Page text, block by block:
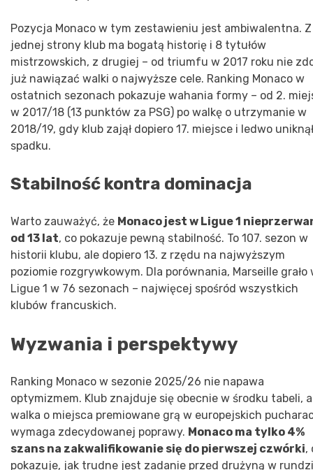
Pozycja Monaco w tym zestawieniu jest ambiwalentna. Z
jednej strony klub ma bogatą historię i 8 tytułów
mistrzowskich, z drugiej – od triumfu w 2017 roku nie
już nawiązać walki o najwyższe cele. Ranking Monaco w
ostatnich sezonach pokazuje wahania formy – od 2.
w 2017/18 (13 punktów za PSG) po walkę o utrzymanie w
2018/19, gdy klub zajął dopiero 17. miejsce i ledwo uniknął
spadku.
Stabilność kontra dominacja
Warto zauważyć, że Monaco jest w Ligue 1
od 13 lat, co pokazuje pewną stabilność. To 107. sezon w
historii klubu, ale dopiero 13. z rzędu na najwyższym
poziomie rozgrywkowym. Dla porównania, Marseille grało
Ligue 1 w 76 sezonach – najwięcej spośród wszystkich
klubów francuskich.
Wyzwania i perspektywy
Ranking Monaco w sezonie 2025/26 nie napawa
optymizmem. Klub znajduje się obecnie w środku tabeli, a
walka o miejsca premiowane grą w europejskich
wymaga zdecydowanej poprawy. Monaco ma tylko 4%
szans na zakwalifikowanie się do pierwszej czwórki,
pokazuje, jak trudne jest zadanie przed drużyną w